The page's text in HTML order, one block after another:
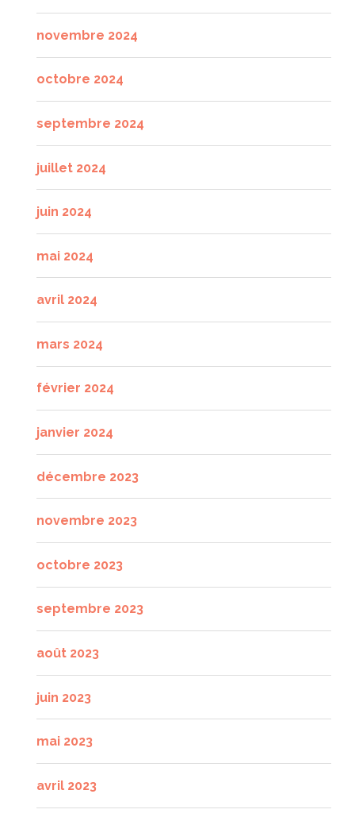
novembre 2024
octobre 2024
septembre 2024
juillet 2024
juin 2024
mai 2024
avril 2024
mars 2024
février 2024
janvier 2024
décembre 2023
novembre 2023
octobre 2023
septembre 2023
août 2023
juin 2023
mai 2023
avril 2023